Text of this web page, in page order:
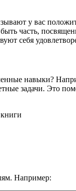
у вас
часть,
себя
навыки?
задачи. Это
Например: